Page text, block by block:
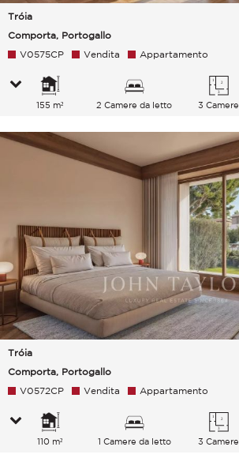
Tróia
Comporta, Portogallo
V0575CP Vendita Appartamento
155 m² 2 Camere da letto 3 Camere
Tróia
Comporta, Portogallo
V0572CP Vendita Appartamento
110 m² 1 Camere da letto 3 Camere